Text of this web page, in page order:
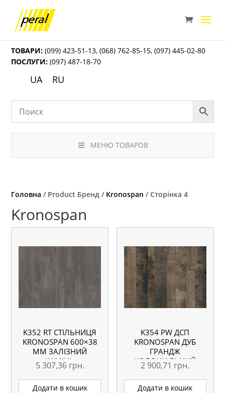
ТОВАРИ: (099) 423-51-13,(068) 762-85-15,(097) 445-02-80
ПОСЛУГИ: (097) 487-18-70
UA RU
МЕНЮ ТОВАРОВ
Головна / Product Бренд / Kronospan / Сторінка 4
Kronospan
K352 RT СТІЛЬНИЦЯ
KRONOSPAN 600×38
ММ ЗАЛІЗНИЙ
КАМІНЬ
ВОЛОГОСТІЙКА 4100
ММ
5 307,36 грн.
Додати в кошик
K354 PW ДСП
KRONOSPAN ДУБ
ГРАНДЖ
КОЛОНІАЛЬНИЙ
2800×2070 18 ММ
2 900,71 грн.
Додати в кошик